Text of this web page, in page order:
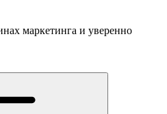
маркетинга и уверенно